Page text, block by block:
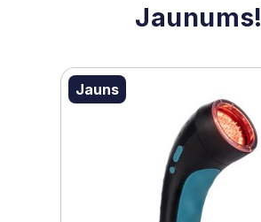
Jaunums!
Jauns